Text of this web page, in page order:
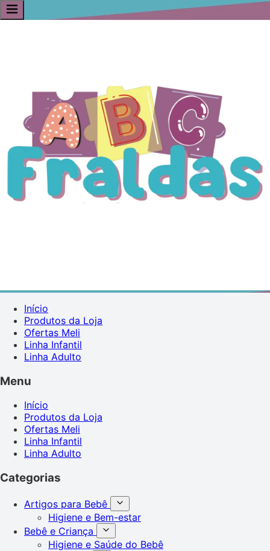
Início
Produtos da Loja
Ofertas Meli
Linha Infantil
Linha Adulto
Menu
Início
Produtos da Loja
Ofertas Meli
Linha Infantil
Linha Adulto
Categorias
Artigos para Bebê
Higiene e Bem-estar
Bebê e Criança
Higiene e Saúde do Bebê